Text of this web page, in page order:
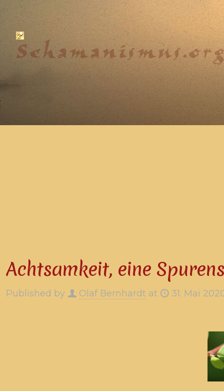
Achtsamkeit, eine
Published by Olaf Bernhardt at 31. Mai